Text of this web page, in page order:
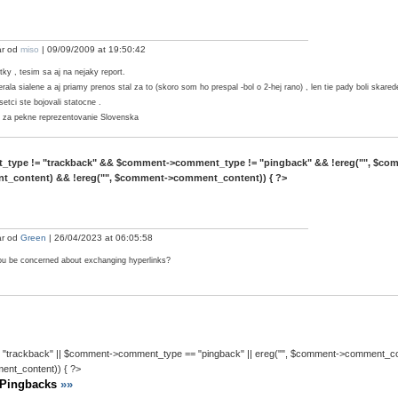
od miso | 09/09/2009 at 19:50:42
, tesim sa aj na nejaky report.
sialene a aj priamy prenos stal za to (skoro som ho prespal -bol o 2-hej rano) , len tie pady boli
ste bojovali statocne .
za pekne reprezentovanie Slovenska
!= "trackback" && $comment->comment_type != "pingback" && !ereg("",
&& !ereg("", $comment->comment_content)) { ?>
od Green | 26/04/2023 at 06:05:58
be concerned about exchanging hyperlinks?
"trackback" || $comment->comment_type == "pingback" || ereg("", $comment-
{ ?>
»»